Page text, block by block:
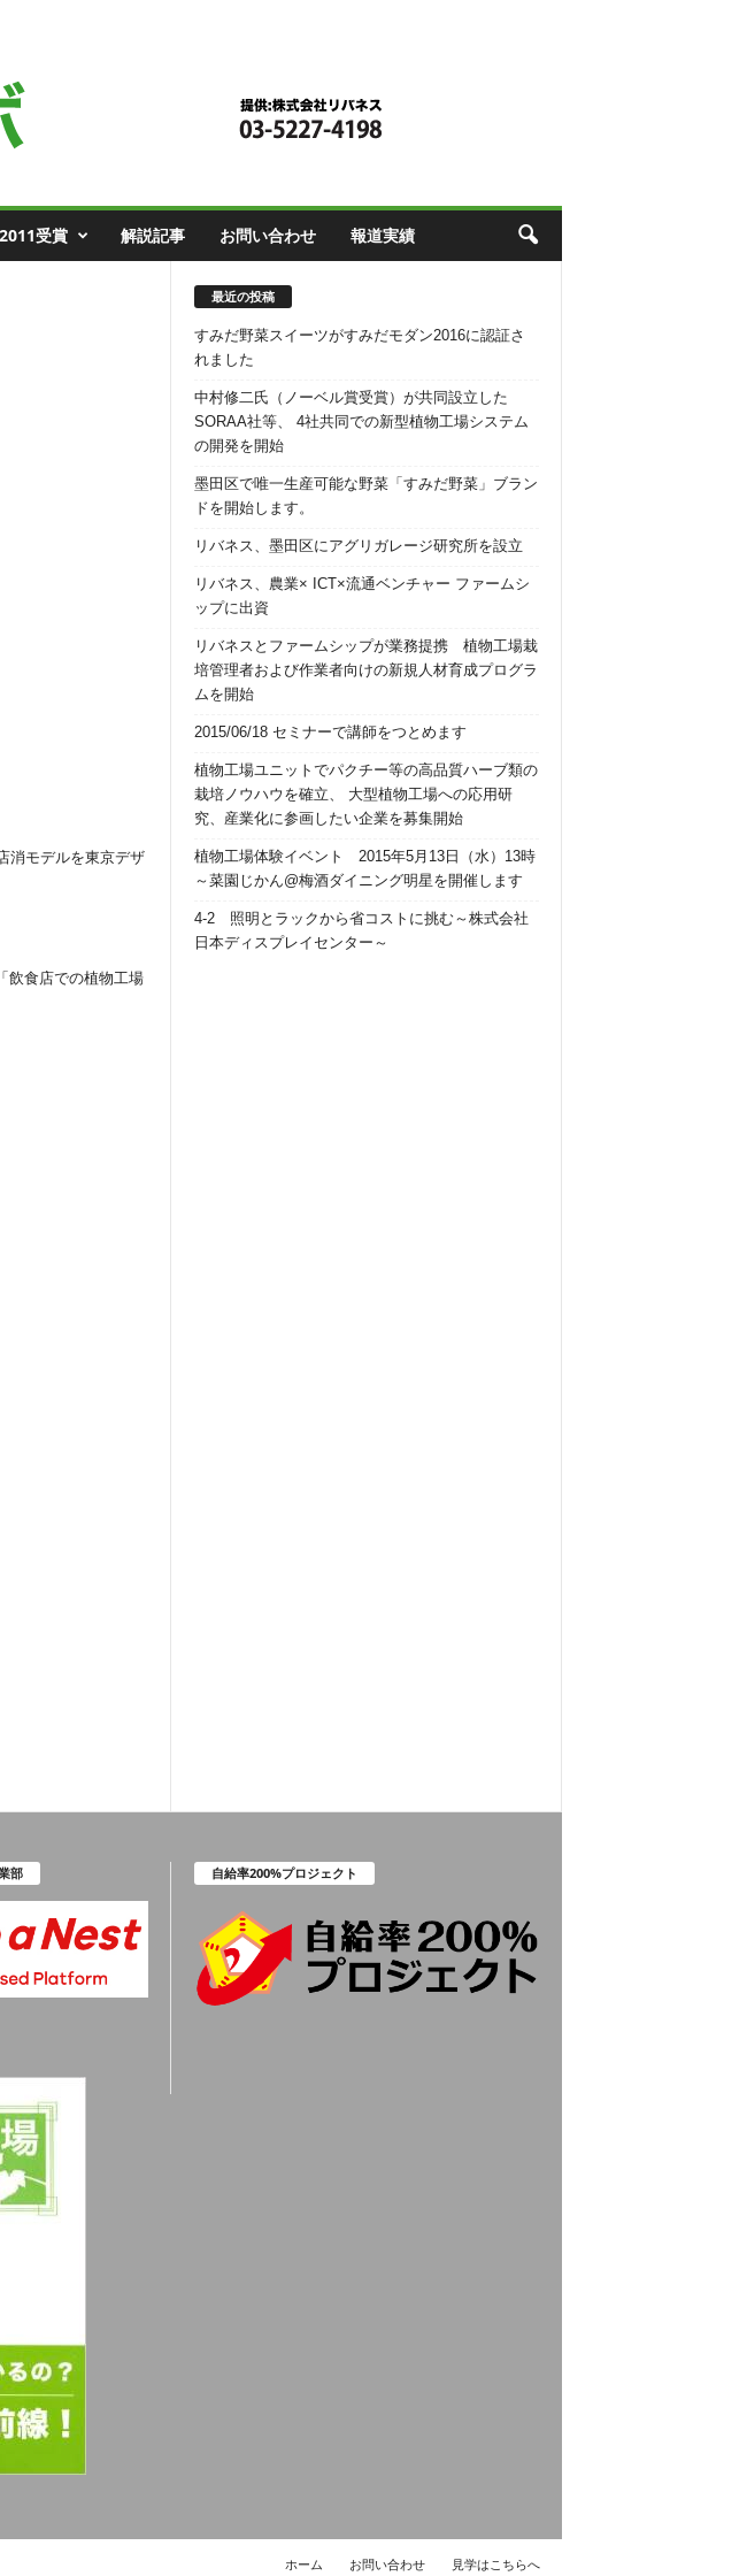
受賞 解説記事 お問い合わせ 報道実績
モデルを東京デザ
食店での植物工場
最近の投稿
すみだ野菜スイーツがすみだモダン2016に認証さ
れました
中村修二氏（ノーベル賞受賞）が共同設立した
SORAA社等、 4社共同での新型植物工場システム
の開発を開始
墨田区で唯一生産可能な野菜「すみだ野菜」ブラン
ドを開始します。
リバネス、墨田区にアグリガレージ研究所を設立
リバネス、農業× ICT×流通ベンチャー ファームシ
ップに出資
リバネスとファームシップが業務提携 植物工場栽
培管理者および作業者向けの新規人材育成プログラ
ムを開始
2015/06/18 セミナーで講師をつとめます
植物工場ユニットでパクチー等の高品質ハーブ類の
栽培ノウハウを確立、 大型植物工場への応用研
究、産業化に参画したい企業を募集開始
植物工場体験イベント 2015年5月13日（水）13時
～菜園じかん@梅酒ダイニング明星を開催します
4-2 照明とラックから省コストに挑む～株式会社
日本ディスプレイセンター～
部 自給率200%プロジェクト
ホーム お問い合わせ 見学はこちらへ